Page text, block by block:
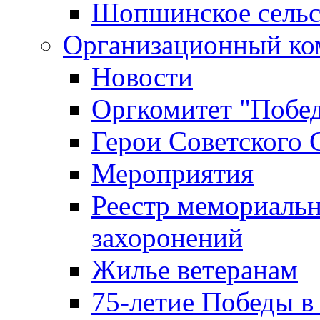
Шопшинское
Организационный
Новости
Оргкомитет
Герои Советского
Мероприятия
Реестр
захоронений
Жилье ветеранам
75-летие Победы